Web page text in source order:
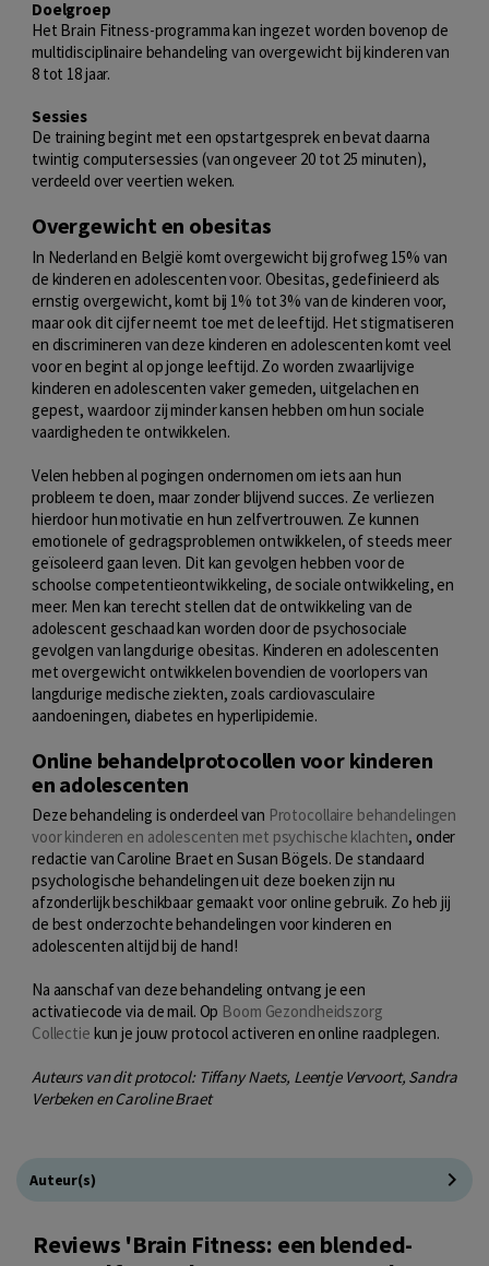
Doelgroep
Het Brain Fitness-programma kan ingezet worden bovenop de
multidisciplinaire behandeling van overgewicht bij kinderen van
8 tot 18 jaar.
Sessies
De training begint met een opstartgesprek en bevat daarna
twintig computersessies (van ongeveer 20 tot 25 minuten),
verdeeld over veertien weken.
Overgewicht en obesitas
In Nederland en België komt overgewicht bij grofweg 15% van
de kinderen en adolescenten voor. Obesitas, gedefinieerd als
ernstig overgewicht, komt bij 1% tot 3% van de kinderen voor,
maar ook dit cijfer neemt toe met de leeftijd. Het stigmatiseren
en discrimineren van deze kinderen en adolescenten komt veel
voor en begint al op jonge leeftijd. Zo worden zwaarlijvige
kinderen en adolescenten vaker gemeden, uitgelachen en
gepest, waardoor zij minder kansen hebben om hun sociale
vaardigheden te ontwikkelen.
Velen hebben al pogingen ondernomen om iets aan hun
probleem te doen, maar zonder blijvend succes. Ze verliezen
hierdoor hun motivatie en hun zelfvertrouwen. Ze kunnen
emotionele of gedragsproblemen ontwikkelen, of steeds meer
geïsoleerd gaan leven. Dit kan gevolgen hebben voor de
schoolse competentieontwikkeling, de sociale ontwikkeling, en
meer. Men kan terecht stellen dat de ontwikkeling van de
adolescent geschaad kan worden door de psychosociale
gevolgen van langdurige obesitas. Kinderen en adolescenten
met overgewicht ontwikkelen bovendien de voorlopers van
langdurige medische ziekten, zoals cardiovasculaire
aandoeningen, diabetes en hyperlipidemie.
Online behandelprotocollen voor kinderen
en adolescenten
Deze behandeling is onderdeel van Protocollaire behandelingen
voor kinderen en adolescenten met psychische klachten, onder
redactie van Caroline Braet en Susan Bögels. De standaard
psychologische behandelingen uit deze boeken zijn nu
afzonderlijk beschikbaar gemaakt voor online gebruik. Zo heb jij
de best onderzochte behandelingen voor kinderen en
adolescenten altijd bij de hand!
Na aanschaf van deze behandeling ontvang je een
activatiecode via de mail. Op Boom Gezondheidszorg
Collectie kun je jouw protocol activeren en online raadplegen.
Auteurs van dit protocol: Tiffany Naets, Leentje Vervoort, Sandra
Verbeken en Caroline Braet
Auteur(s)
Reviews 'Brain Fitness: een blended-